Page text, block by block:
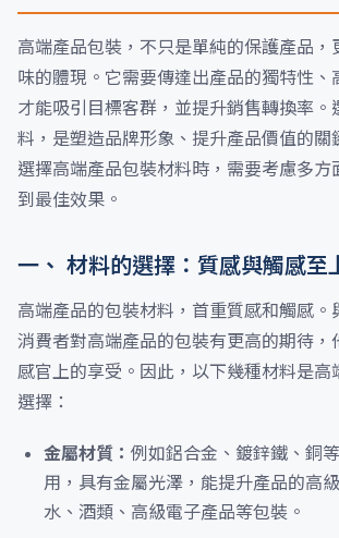
高端產品包裝，不只是單純的保護產品，
味的體現。它需要傳達出產品的獨特性、
才能吸引目標客群，並提升銷售轉換率。
料，是塑造品牌形象、提升產品價值的關
選擇高端產品包裝材料時，需要考慮多方
到最佳效果。
一、 材料的選擇：質感與觸感至
高端產品的包裝材料，首重質感和觸感。
消費者對高端產品的包裝有更高的期待，
感官上的享受。因此，以下幾種材料是高
選擇：
金屬材質： 例如鋁合金、鍍鋅鐵、銅
用，具有金屬光澤，能提升產品的高
水、酒類、高級電子產品等包裝。